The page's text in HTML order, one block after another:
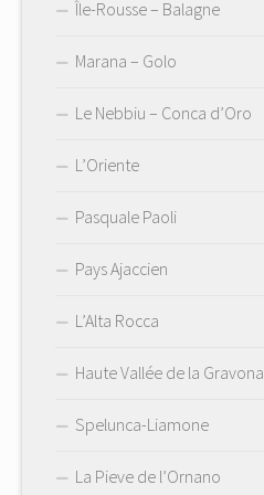
Île-Rousse – Balagne
Marana – Golo
Le Nebbiu – Conca d’Oro
L’Oriente
Pasquale Paoli
Pays Ajaccien
L’Alta Rocca
Haute Vallée de la Gravona
Spelunca-Liamone
La Pieve de l’Ornano